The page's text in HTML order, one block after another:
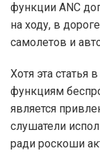
функции ANC
на ходу, в
самолетов и
Хотя эта
функциям
является
слушатели
ради роскоши